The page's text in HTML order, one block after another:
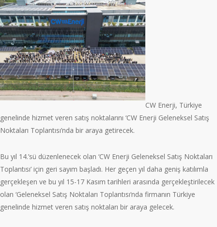
CW Enerji, Türkiye
genelinde hizmet veren satış noktalarını ‘CW Enerji Geleneksel Satış
Noktaları Toplantısı’nda bir araya getirecek.
Bu yıl 14.’sü düzenlenecek olan ‘CW Enerji Geleneksel Satış Noktaları
Toplantısı’ için geri sayım başladı. Her geçen yıl daha geniş katılımla
gerçekleşen ve bu yıl 15-17 Kasım tarihleri arasında gerçekleştirilecek
olan ‘Geleneksel Satış Noktaları Toplantısı‘nda firmanın Türkiye
genelinde hizmet veren satış noktaları bir araya gelecek.